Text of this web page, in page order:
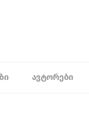
ᲐᲕᲢᲝᲠᲔᲑᲘ